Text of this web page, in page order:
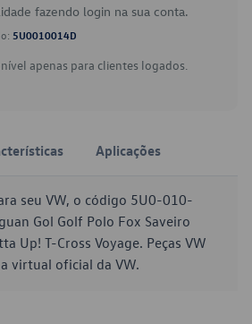
fazendo login na sua conta.
5U0010014D
apenas para clientes logados.
Aplicações
seu VW, o código 5U0-010-
Gol Golf Polo Fox Saveiro
Up! T-Cross Voyage. Peças VW
virtual oficial da VW.